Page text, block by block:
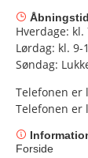
Hverdage: kl.
Lørdag: kl. 9-
Søndag:
Telefonen er
Telefonen er
Forside